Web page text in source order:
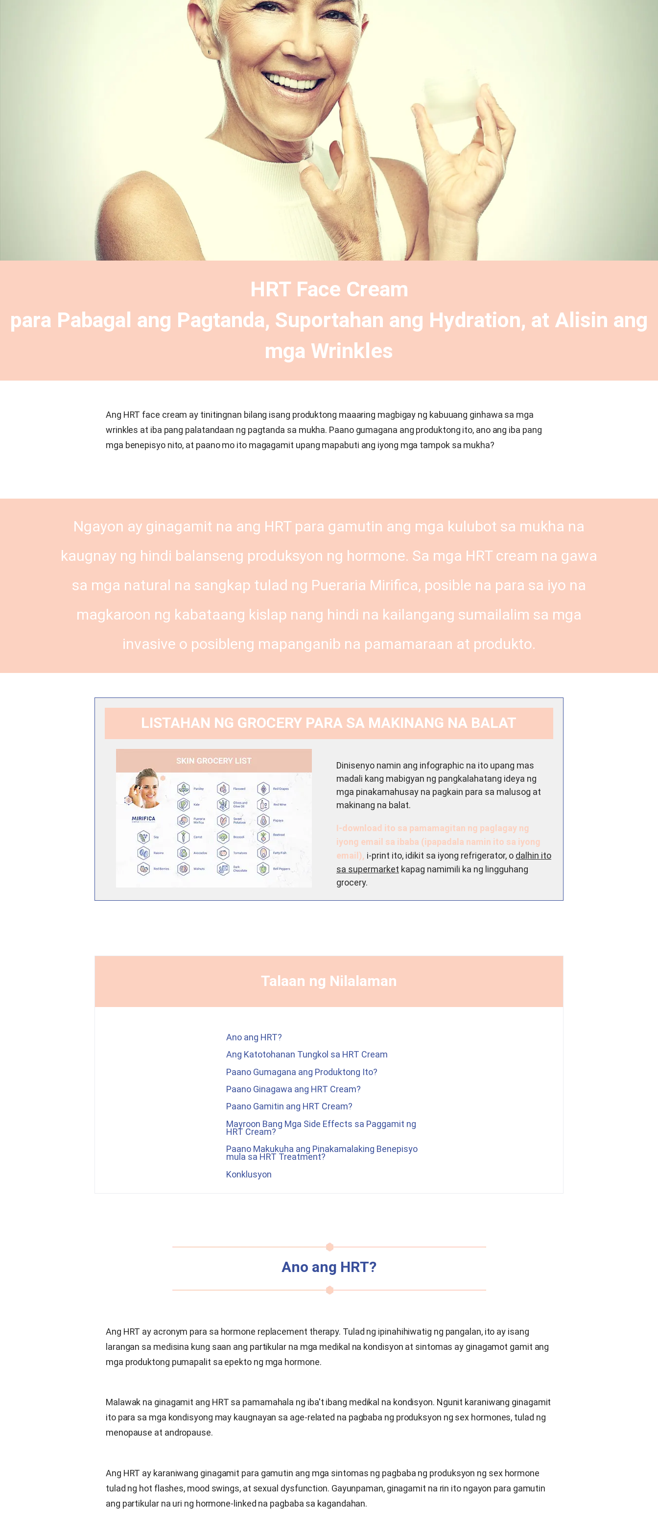
HRT Face Cream
para Pabagal ang Pagtanda, Suportahan ang Hydration, at Alisin ang
mga Wrinkles
Ang HRT face cream ay tinitingnan bilang isang produktong maaaring magbigay ng kabuuang ginhawa sa mga
wrinkles at iba pang palatandaan ng pagtanda sa mukha. Paano gumagana ang produktong ito, ano ang iba pang
mga benepisyo nito, at paano mo ito magagamit upang mapabuti ang iyong mga tampok sa mukha?
Ngayon ay ginagamit na ang HRT para gamutin ang mga kulubot sa mukha na
kaugnay ng hindi balanseng produksyon ng hormone. Sa mga HRT cream na gawa
sa mga natural na sangkap tulad ng Pueraria Mirifica, posible na para sa iyo na
magkaroon ng kabataang kislap nang hindi na kailangang sumailalim sa mga
invasive o posibleng mapanganib na pamamaraan at produkto.
LISTAHAN NG GROCERY PARA SA MAKINANG NA BALAT
Dinisenyo namin ang infographic na ito upang mas
madali kang mabigyan ng pangkalahatang ideya ng
mga pinakamahusay na pagkain para sa malusog at
makinang na balat.
I-download ito sa pamamagitan ng paglagay ng
iyong email sa ibaba (ipapadala namin ito sa iyong
email), i-print ito, idikit sa iyong refrigerator, o dalhin ito
sa supermarket kapag namimili ka ng lingguhang
grocery.
Talaan ng Nilalaman
Ano ang HRT?
Ang Katotohanan Tungkol sa HRT Cream
Paano Gumagana ang Produktong Ito?
Paano Ginagawa ang HRT Cream?
Paano Gamitin ang HRT Cream?
Mayroon Bang Mga Side Effects sa Paggamit ng
HRT Cream?
Paano Makukuha ang Pinakamalaking Benepisyo
mula sa HRT Treatment?
Konklusyon
Ano ang HRT?
Ang HRT ay acronym para sa hormone replacement therapy. Tulad ng ipinahihiwatig ng pangalan, ito ay isang
larangan sa medisina kung saan ang partikular na mga medikal na kondisyon at sintomas ay ginagamot gamit ang
mga produktong pumapalit sa epekto ng mga hormone.
Malawak na ginagamit ang HRT sa pamamahala ng iba't ibang medikal na kondisyon. Ngunit karaniwang ginagamit
ito para sa mga kondisyong may kaugnayan sa age-related na pagbaba ng produksyon ng sex hormones, tulad ng
menopause at andropause.
Ang HRT ay karaniwang ginagamit para gamutin ang mga sintomas ng pagbaba ng produksyon ng sex hormone
tulad ng hot flashes, mood swings, at sexual dysfunction. Gayunpaman, ginagamit na rin ito ngayon para gamutin
ang partikular na uri ng hormone-linked na pagbaba sa kagandahan.